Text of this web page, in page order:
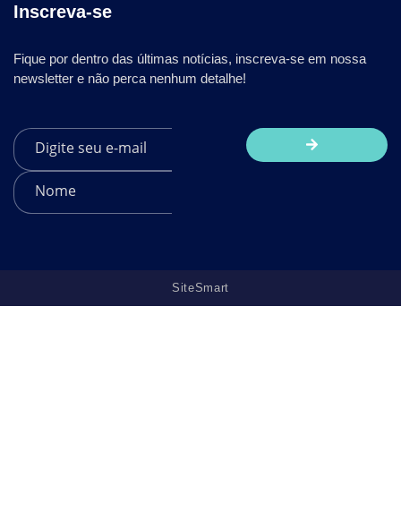
Inscreva-se
Fique por dentro das últimas notícias, inscreva-se em nossa
newsletter e não perca nenhum detalhe!
SiteSmart